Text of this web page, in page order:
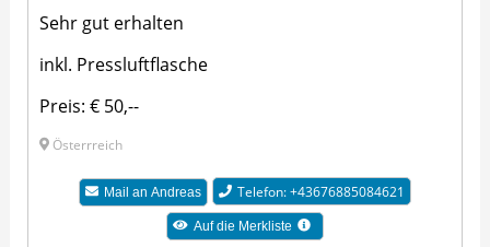
Sehr gut erhalten
inkl. Pressluftflasche
Preis: € 50,--
Österrreich
Mail an Andreas Telefon: +43676885084621
Auf die Merkliste